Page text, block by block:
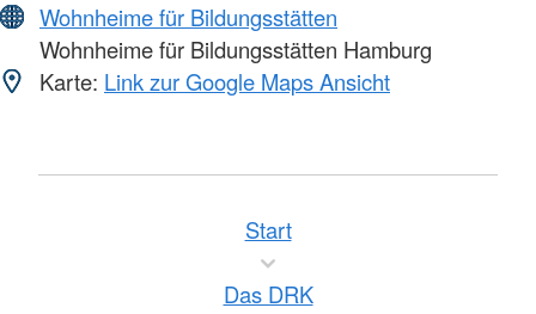
Wohnheime für Bildungsstätten
Wohnheime für Bildungsstätten Hamburg
Karte: Link zur Google Maps Ansicht
Start
Das DRK